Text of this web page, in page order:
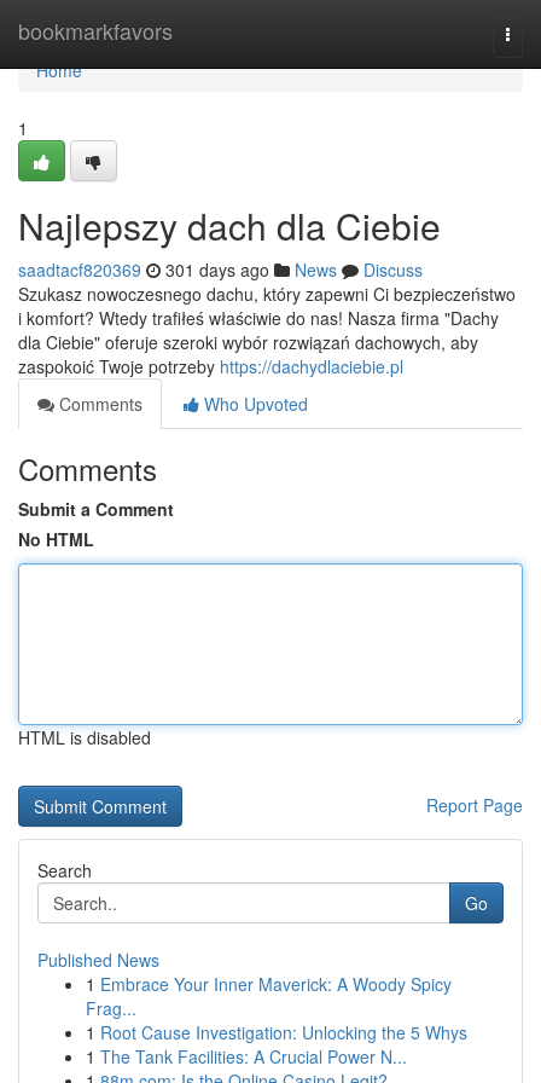
bookmarkfavors
Home
Home
1
Najlepszy dach dla Ciebie
saadtacf820369 301 days ago News
Discuss
Szukasz nowoczesnego dachu, który zapewni Ci bezpieczeństwo
i komfort? Wtedy trafiłeś właściwie do nas! Nasza firma "Dachy
dla Ciebie" oferuje szeroki wybór rozwiązań dachowych, aby
zaspokoić Twoje potrzeby https://dachydlaciebie.pl
Comments
Who Upvoted
Comments
Submit a Comment
No HTML
HTML is disabled
Report Page
Search
Go
Published News
1 Embrace Your Inner Maverick: A Woody Spicy
Frag...
1 Root Cause Investigation: Unlocking the 5 Whys
1 The Tank Facilities: A Crucial Power N...